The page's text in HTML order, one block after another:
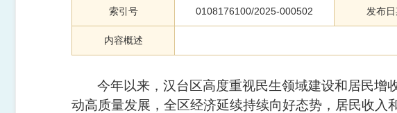
索引号 0108176100/2025-000502 发布
内容概述
今年以来，汉台区高度重视民生领域建设和居民增
动高质量发展， 全区经济延续持续向好态势，居民收入